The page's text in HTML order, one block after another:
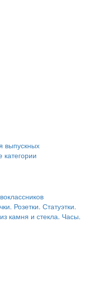
выпускных
категории
Розетки. Статуэтки.
камня и стекла. Часы.